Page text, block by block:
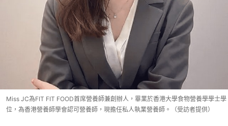
Miss JC為FIT FIT FOOD首席營養師兼創辦人，畢業於香港大學食物營養學學士學
位，為香港營養師學會認可營養師，現擔任私人執業營養師。（受訪者提供）